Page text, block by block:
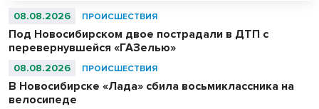
08.08.2026 ПРОИСШЕСТВИЯ
Под Новосибирском двое пострадали в ДТП с
перевернувшейся «ГАЗелью»
08.08.2026 ПРОИСШЕСТВИЯ
В Новосибирске «Лада» сбила восьмиклассника на
велосипеде